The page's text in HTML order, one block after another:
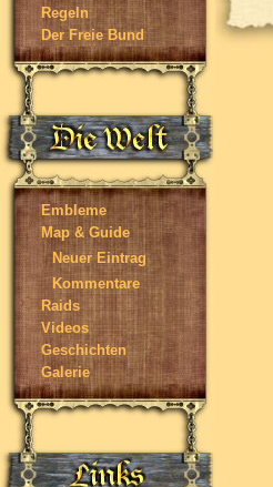
Regeln
Der Freie Bund
Embleme
Map & Guide
Neuer Eintrag
Kommentare
Raids
Videos
Geschichten
Galerie